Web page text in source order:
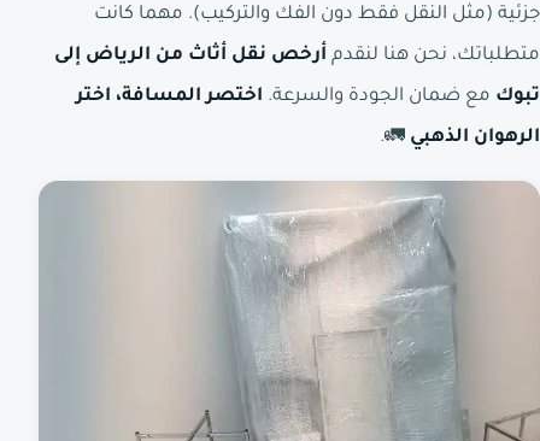
جزئية (مثل النقل فقط دون الفك والتركيب). مهما كانت
متطلباتك، نحن هنا لنقدم أرخص نقل أثاث من الرياض إلى
تبوك مع ضمان الجودة والسرعة. اختصر المسافة، اختر
الرهوان الذهبي 🚛.